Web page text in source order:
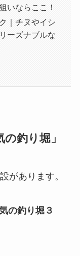
いならここ！
｜チヌやイシ
ーズナブルな
釣り堀」
があります。
の釣り堀３